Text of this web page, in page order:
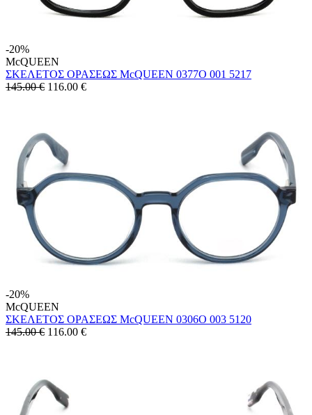
-20%
McQUEEN
ΣΚΕΛΕΤΟΣ ΟΡΑΣΕΩΣ McQUEEN 0377O 001 5217
145.00 € 116.00 €
-20%
McQUEEN
ΣΚΕΛΕΤΟΣ ΟΡΑΣΕΩΣ McQUEEN 0306O 003 5120
145.00 € 116.00 €